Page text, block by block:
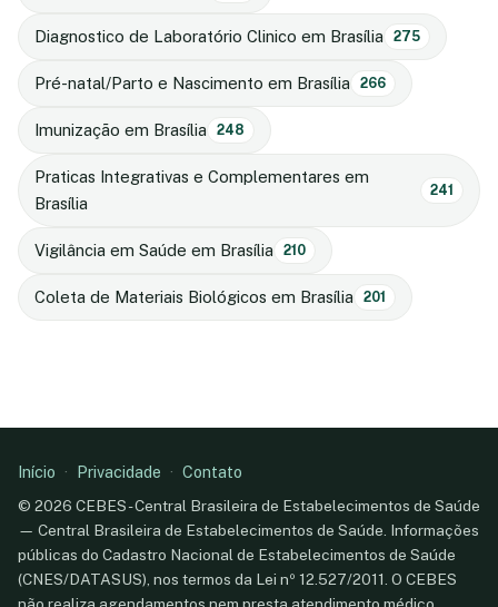
Diagnostico de Laboratório Clinico em Brasília 275
Pré-natal/Parto e Nascimento em Brasília 266
Imunização em Brasília 248
Praticas Integrativas e Complementares em
Brasília
241
Vigilância em Saúde em Brasília 210
Coleta de Materiais Biológicos em Brasília 201
Início · Privacidade · Contato
© 2026 CEBES - Central Brasileira de Estabelecimentos de Saúde
— Central Brasileira de Estabelecimentos de Saúde. Informações
públicas do Cadastro Nacional de Estabelecimentos de Saúde
(CNES/DATASUS), nos termos da Lei nº 12.527/2011. O CEBES